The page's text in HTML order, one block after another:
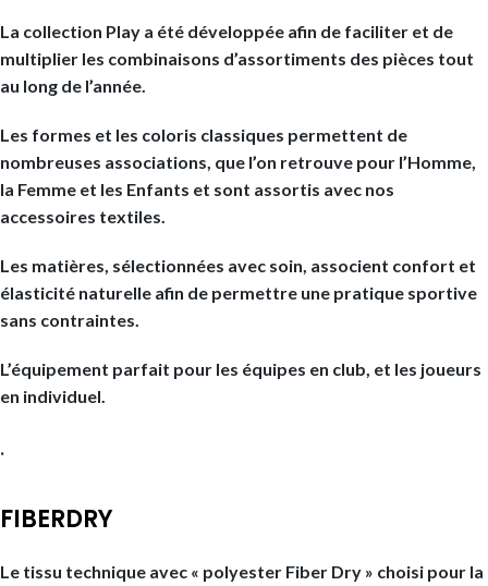
La collection Play a été développée afin de faciliter et de
multiplier les combinaisons d’assortiments des pièces tout
au long de l’année.
Les formes et les coloris classiques permettent de
nombreuses associations, que l’on retrouve pour l’Homme,
la Femme et les Enfants et sont assortis avec nos
accessoires textiles.
Les matières, sélectionnées avec soin, associent confort et
élasticité naturelle afin de permettre une pratique sportive
sans contraintes.
L’équipement parfait pour les équipes en club, et les joueurs
en individuel.
.
FIBERDRY
Le tissu technique avec « polyester Fiber Dry » choisi pour la